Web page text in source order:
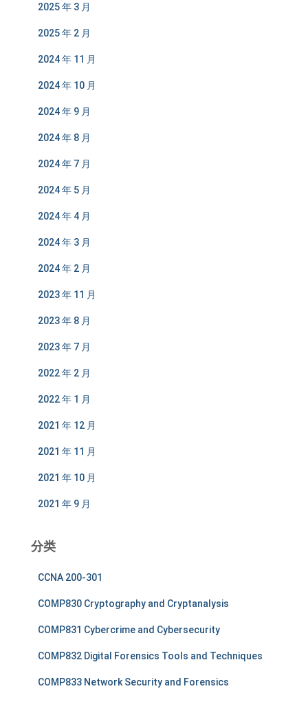
2025 年 3 月
2025 年 2 月
2024 年 11 月
2024 年 10 月
2024 年 9 月
2024 年 8 月
2024 年 7 月
2024 年 5 月
2024 年 4 月
2024 年 3 月
2024 年 2 月
2023 年 11 月
2023 年 8 月
2023 年 7 月
2022 年 2 月
2022 年 1 月
2021 年 12 月
2021 年 11 月
2021 年 10 月
2021 年 9 月
分类
CCNA 200-301
COMP830 Cryptography and Cryptanalysis
COMP831 Cybercrime and Cybersecurity
COMP832 Digital Forensics Tools and Techniques
COMP833 Network Security and Forensics